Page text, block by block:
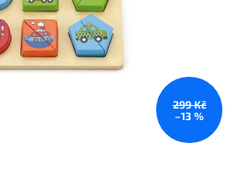
299 Kč
–13 %